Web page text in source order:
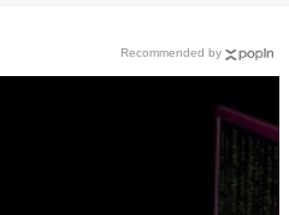
Recommended by